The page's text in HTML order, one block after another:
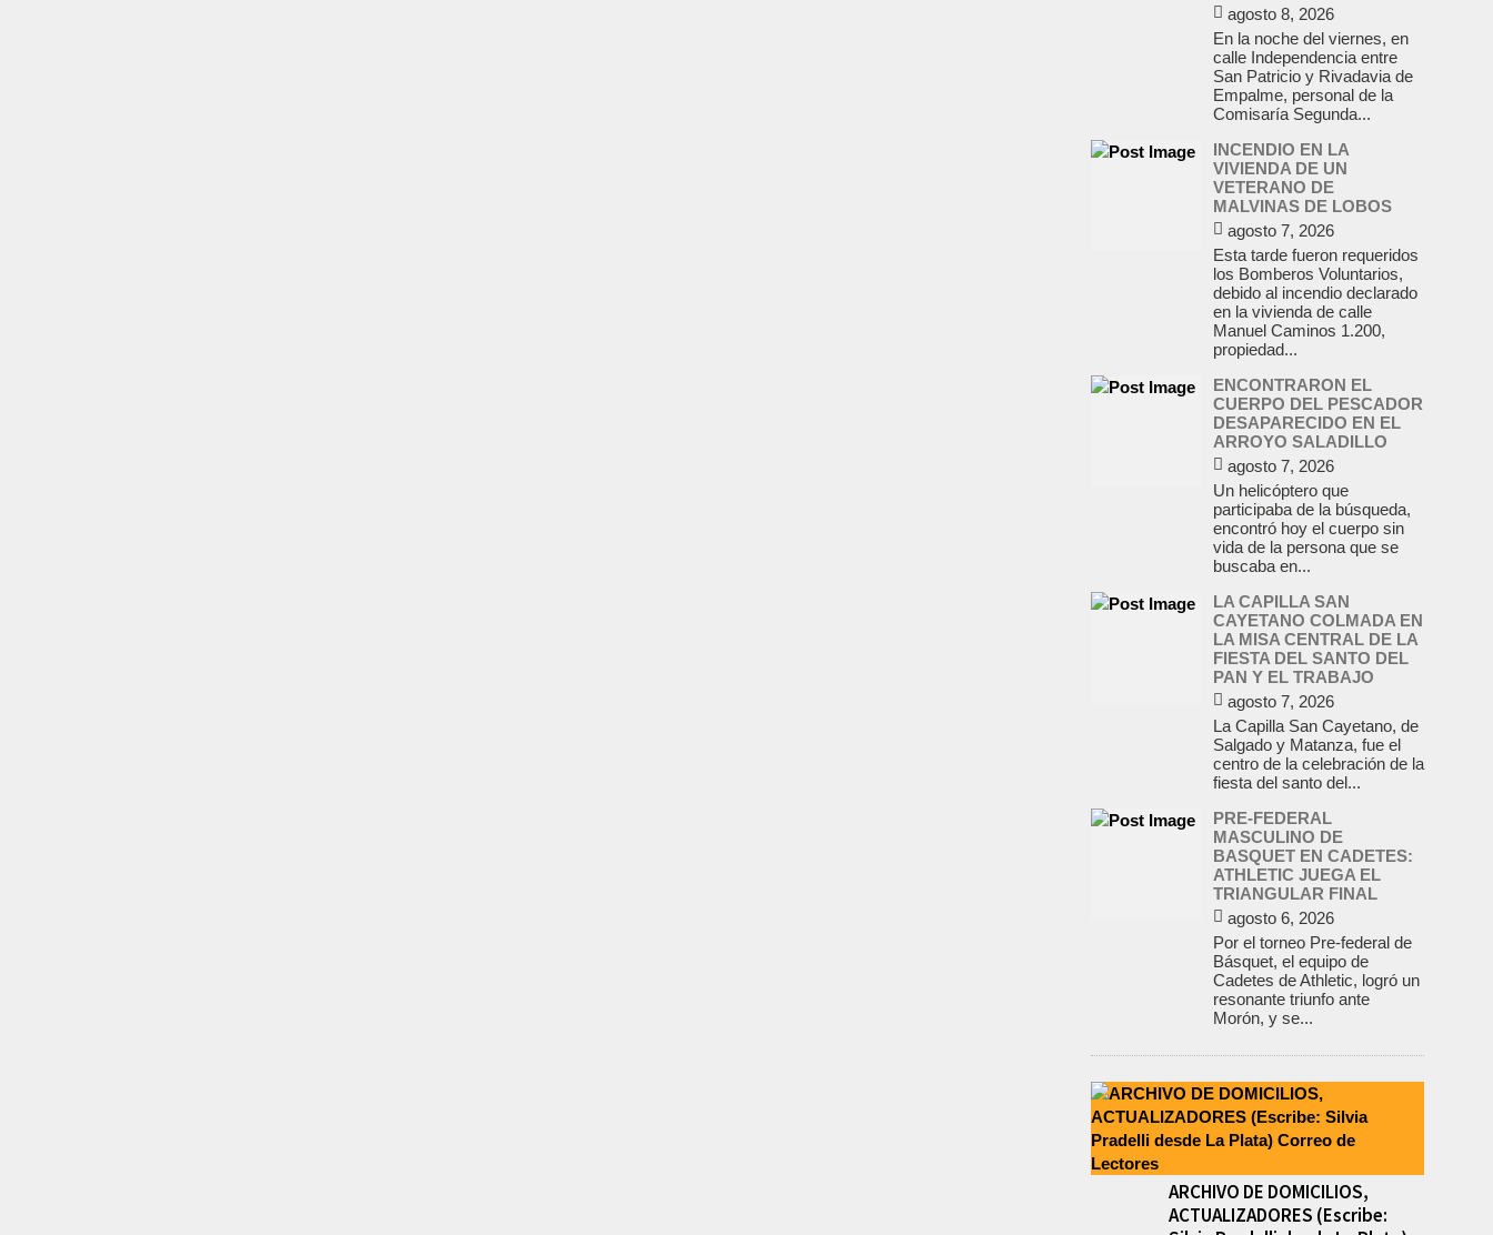
agosto 8, 2026
En la noche del viernes, en
calle Independencia entre
San Patricio y Rivadavia de
Empalme, personal de la
Comisaría Segunda...
INCENDIO EN LA
VIVIENDA DE UN
VETERANO DE
MALVINAS DE LOBOS
agosto 7, 2026
Esta tarde fueron requeridos
los Bomberos Voluntarios,
debido al incendio declarado
en la vivienda de calle
Manuel Caminos 1.200,
propiedad...
ENCONTRARON EL
CUERPO DEL PESCADOR
DESAPARECIDO EN EL
ARROYO SALADILLO
agosto 7, 2026
Un helicóptero que
participaba de la búsqueda,
encontró hoy el cuerpo sin
vida de la persona que se
buscaba en...
LA CAPILLA SAN
CAYETANO COLMADA EN
LA MISA CENTRAL DE LA
FIESTA DEL SANTO DEL
PAN Y EL TRABAJO
agosto 7, 2026
La Capilla San Cayetano, de
Salgado y Matanza, fue el
centro de la celebración de la
fiesta del santo del...
PRE-FEDERAL
MASCULINO DE
BASQUET EN CADETES:
ATHLETIC JUEGA EL
TRIANGULAR FINAL
agosto 6, 2026
Por el torneo Pre-federal de
Básquet, el equipo de
Cadetes de Athletic, logró un
resonante triunfo ante
Morón, y se...
ARCHIVO DE DOMICILIOS,
ACTUALIZADORES (Escribe: